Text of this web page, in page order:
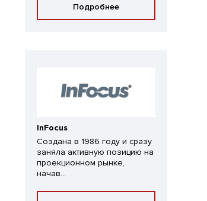
Подробнее
InFocus
Создана в 1986 году и сразу
заняла активную позицию на
проекционном рынке,
начав...